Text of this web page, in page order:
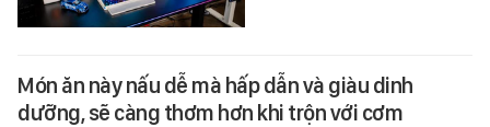
Món ăn này nấu dễ mà hấp dẫn và giàu dinh
dưỡng, sẽ càng thơm hơn khi trộn với cơm